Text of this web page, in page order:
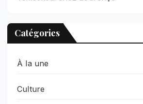
Catégories
À la une
Culture